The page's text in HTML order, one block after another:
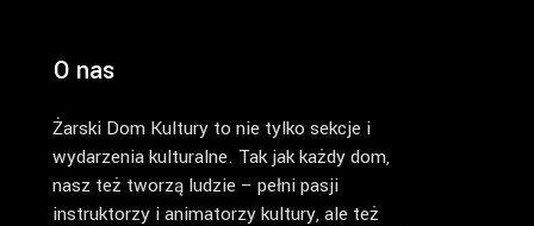
O nas
Żarski Dom Kultury to nie tylko sekcje i
wydarzenia kulturalne. Tak jak każdy dom,
nasz też tworzą ludzie – pełni pasji
instruktorzy i animatorzy kultury, ale też